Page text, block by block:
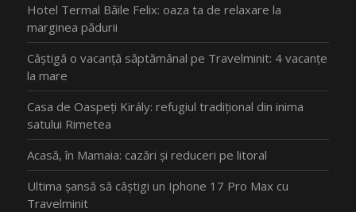
Hotel Termal Băile Felix: oaza ta de relaxare la
marginea pădurii
Câștigă o vacanță săptămânal pe Travelminit: 4 vacanțe
la mare
Casa de Oaspeți Király: refugiul tradițional din inima
satului Rimetea
Acasă, în Mamaia: cazări și reduceri pe litoral
Ultima șansă să câștigi un Iphone 17 Pro Max cu
Travelminit